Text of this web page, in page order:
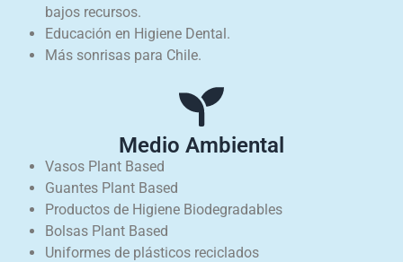
bajos recursos.
Educación en Higiene Dental.
Más sonrisas para Chile.
Medio Ambiental
Vasos Plant Based
Guantes Plant Based
Productos de Higiene Biodegradables
Bolsas Plant Based
Uniformes de plásticos reciclados